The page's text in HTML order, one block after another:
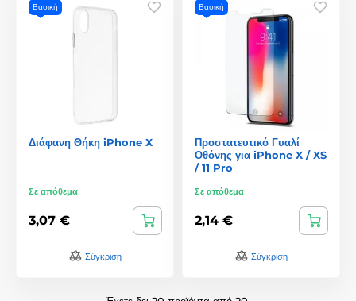
Βασική
Διάφανη Θήκη iPhone X
Σε απόθεμα
3,07 €
Σύγκριση
Βασική
Προστατευτικό Γυαλί
Οθόνης για iPhone X / XS
/ 11 Pro
Σε απόθεμα
2,14 €
Σύγκριση